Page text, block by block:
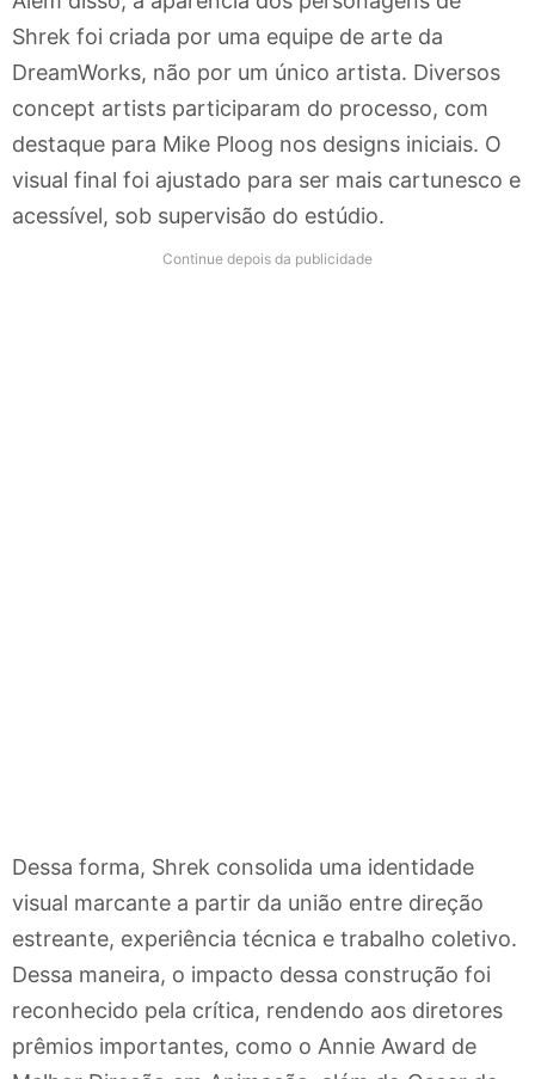
Shrek foi criada por uma equipe de arte da
DreamWorks, não por um único artista. Diversos
concept artists participaram do processo, com
destaque para Mike Ploog nos designs iniciais. O
visual final foi ajustado para ser mais cartunesco e
acessível, sob supervisão do estúdio.
Continue depois da publicidade
Dessa forma, Shrek consolida uma identidade
visual marcante a partir da união entre direção
estreante, experiência técnica e trabalho coletivo.
Dessa maneira, o impacto dessa construção foi
reconhecido pela crítica, rendendo aos diretores
prêmios importantes, como o Annie Award de